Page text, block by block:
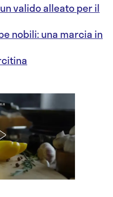
valido alleato per il
nobili: una marcia in